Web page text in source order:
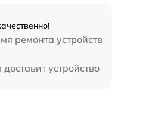
ремонта устройств
устройство